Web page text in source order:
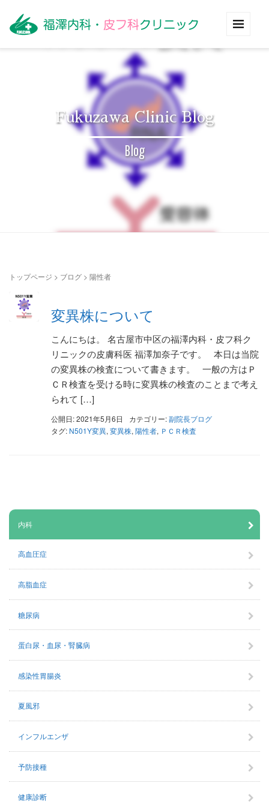
Fukuzawa Clinic Blog
Blog
トップページ > ブログ > 陽性者
変異株について
こんにちは。 名古屋市中区の福澤内科・皮フ科ク
リニックの皮膚科医 福澤加奈子です。 本日は当院
の変異株の検査について書きます。 一般の方はＰ
ＣＲ検査を受ける時に変異株の検査のことまで考え
られて […]
公開日: 2021年5月6日 カテゴリー:副院長ブログ
タグ: N501Y変異, 変異株, 陽性者, ＰＣＲ検査
内科
高血圧症
高脂血症
糖尿病
蛋白尿・血尿・腎臓病
感染性胃腸炎
夏風邪
インフルエンザ
予防接種
健康診断